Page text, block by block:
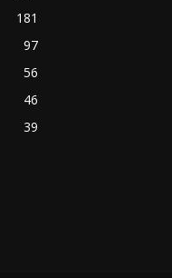
181
97
56
46
39